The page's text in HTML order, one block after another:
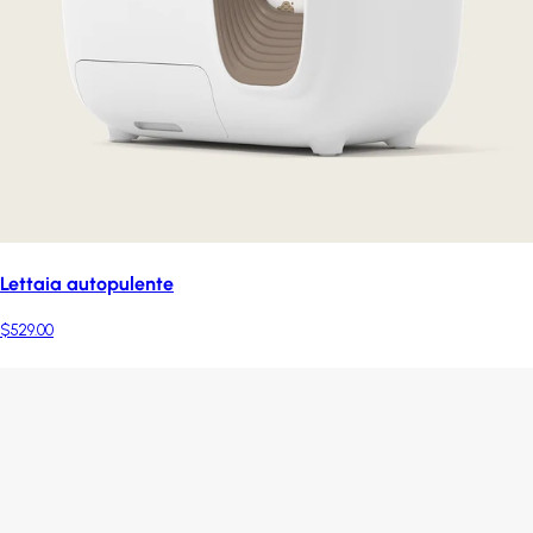
Lettaia autopulente
$529.00